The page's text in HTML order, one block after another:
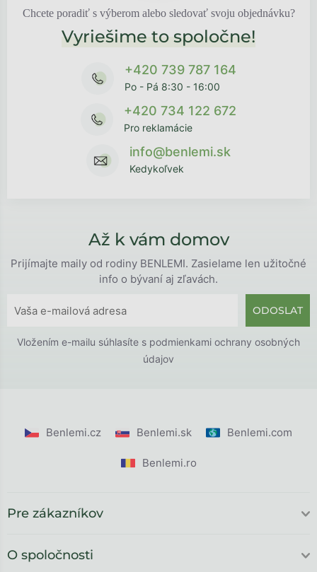
Chcete poradiť s výberom alebo sledovať svoju objednávku?
Vyriešime to spoločne!
+420 739 787 164
Po - Pá 8:30 - 16:00
+420 734 122 672
Pro reklamácie
info@benlemi.sk
Kedykoľvek
Až k vám domov
Prijímajte maily od rodiny BENLEMI. Zasielame len užitočné
info o bývaní aj zľavách.
ODOSLAT
Vložením e-mailu súhlasíte s podmienkami ochrany osobných
údajov
Benlemi.cz Benlemi.sk Benlemi.com
Benlemi.ro
Pre zákazníkov
O spoločnosti